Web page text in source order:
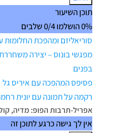
מרץ-מהפכה
תרבותית
תוכן השיעור
0% הושלמו
0/4 שלבים
סוריאליזם ומהפכת
מפגשי בונוס – יצירה
בפנים
פסיפס המהפכה עם איריס גל
רקמה על תמונה עם יונית
אפריל-תרבות הפופ: מדיה,
אין לך גישה כרגע לתוכן זה